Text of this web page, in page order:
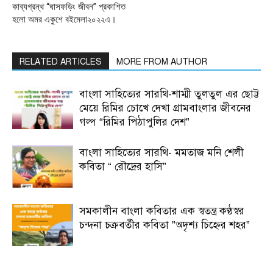
কাব্যগ্রন্থ “ঘাসফড়িং জীবন” প্রকাশিত
হলো অমর একুশে বইমেলা২০২২এ।
RELATED ARTICLES MORE FROM AUTHOR
বাংলা সাহিত্যের সারথি-শাম্মী তুলতুল এর ছোট্ট
মেয়ে রিমির চোখে দেখা গ্রামবাংলার জীবনের
গল্প “রিমির পিঠাপুলির দেশ”
বাংলা সাহিত্যের সারথি- মমতাজ মনি শেলী
কবিতা “ রৌদ্রের হাসি”
সমকালীন বাংলা কবিতার এক স্বতন্ত্র কণ্ঠস্বর
চন্দনা চক্রবর্তীর কবিতা ”অদৃশ্য চিহ্নের শহর”